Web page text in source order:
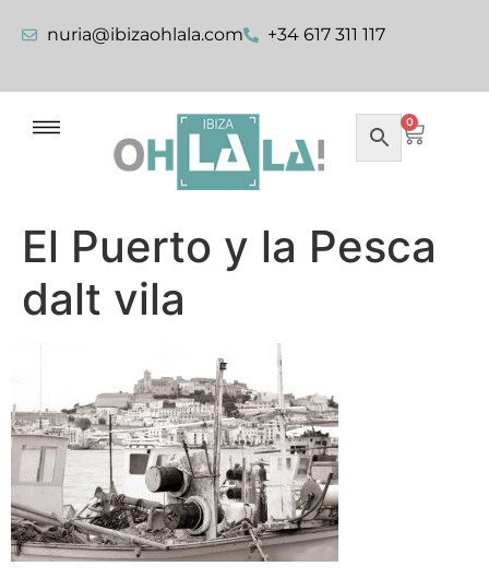
nuria@ibizaohlala.com +34 617 311 117
0
El Puerto y la Pesca
dalt vila